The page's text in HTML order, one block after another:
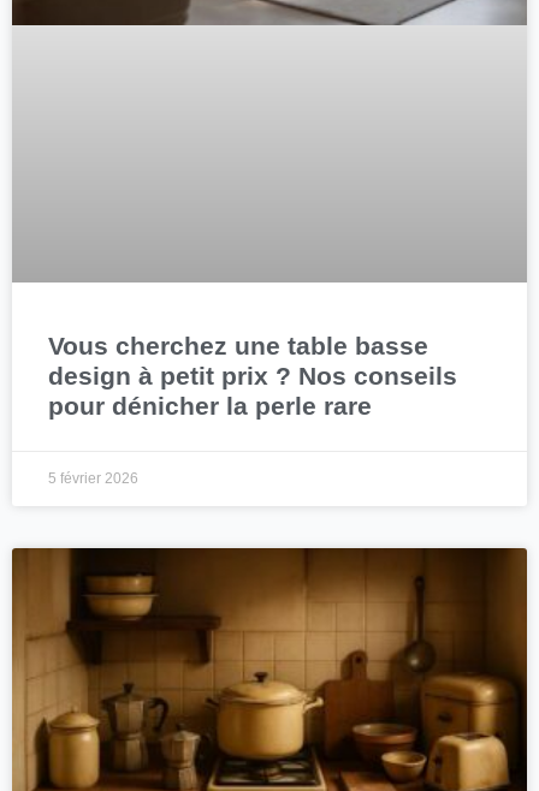
Vous cherchez une table basse
design à petit prix ? Nos conseils
pour dénicher la perle rare
5 février 2026